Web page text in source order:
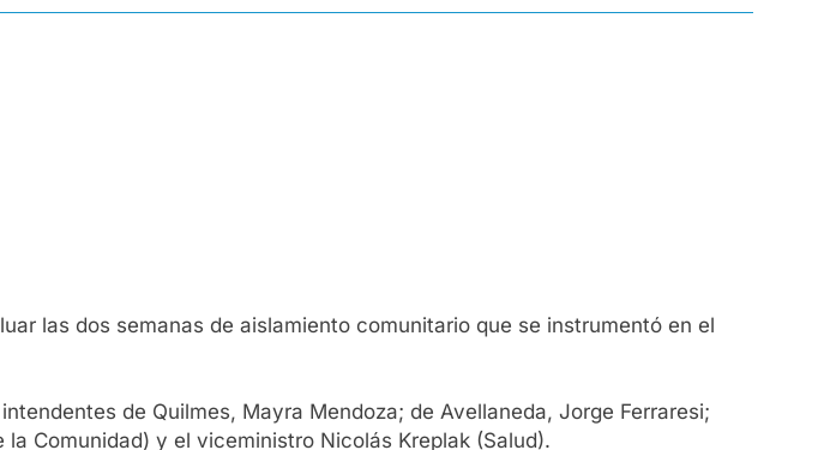
las dos semanas de aislamiento comunitario que se instrumentó en el
de Quilmes, Mayra Mendoza; de Avellaneda, Jorge Ferraresi;
Comunidad) y el viceministro Nicolás Kreplak (Salud).